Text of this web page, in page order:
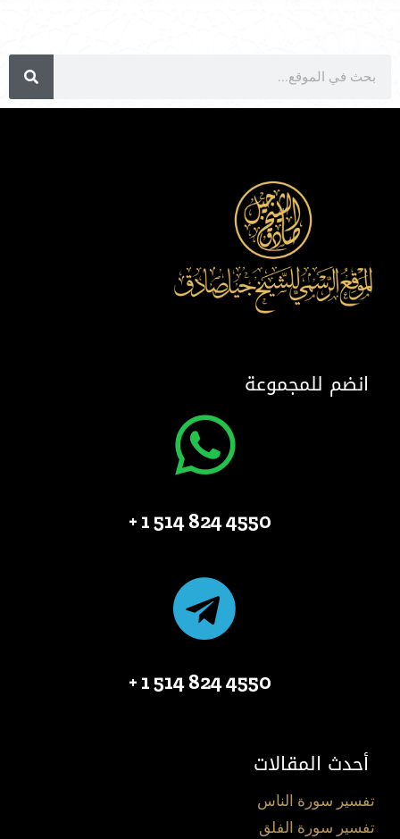
انضم للمجموعة
4550 824 514 1 +
4550 824 514 1 +
أحدث المقالات
تفسير سورة الناس
تفسير سورة الفلق